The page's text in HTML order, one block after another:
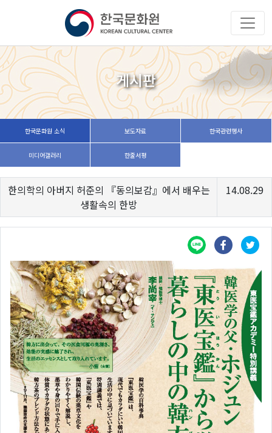
게시판
한국문화원 소식 보도자료 한국관련행사
미디어갤러리 한줄서평
한의학의 아버지 허준의 『동의보감』에서 배우는
생활속의 한방
14.08.29